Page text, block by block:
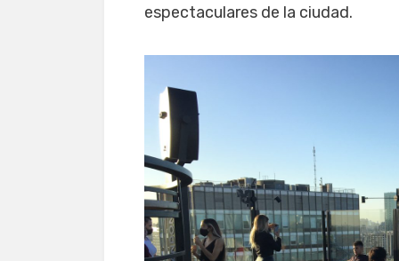
espectaculares de la ciudad.